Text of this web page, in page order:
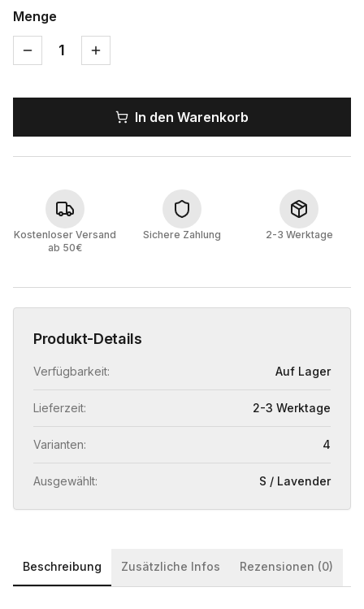
Menge
1
In den Warenkorb
Kostenloser Versand
ab 50€
Sichere Zahlung 2-3 Werktage
Produkt-Details
Verfügbarkeit: Auf Lager
Lieferzeit: 2-3 Werktage
Varianten: 4
Ausgewählt: S / Lavender
Beschreibung Zusätzliche Infos Rezensionen (0)